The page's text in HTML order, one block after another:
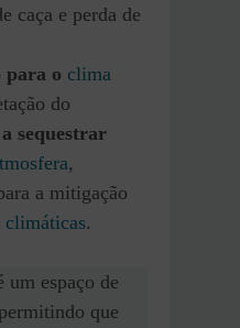
caça e perda de
para o clima
do
sequestrar
,
a mitigação
climáticas.
um espaço de
que